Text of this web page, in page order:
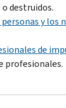
destruidos.
y los
de
profesionales.